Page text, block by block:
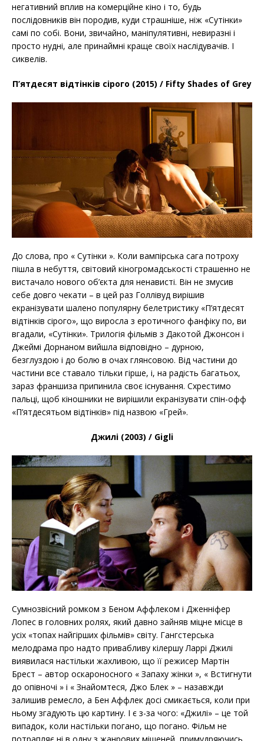
негативний вплив на комерційне кіно і то, будь
послідовників він породив, куди страшніше, ніж «Сутінки»
самі по собі. Вони, звичайно, маніпулятивні, невиразні і
просто нудні, але принаймні краще своїх наслідувачів. І
сиквелів.
П’ятдесят відтінків сірого (2015) / Fifty Shades of Grey
До слова, про « Сутінки ». Коли вампірська сага потроху
пішла в небуття, світовий кіногромадськості страшенно не
вистачало нового об’єкта для ненависті. Він не змусив
себе довго чекати – в цей раз Голлівуд вирішив
екранізувати шалено популярну белетристику «П’ятдесят
відтінків сірого», що виросла з еротичного фанфіку по, ви
вгадали, «Сутінки». Трилогія фільмів з Дакотой Джонсон і
Джеймі Дорнаном вийшла відповідно – дурною,
безглуздою і до болю в очах глянсовою. Від частини до
частини все ставало тільки гірше, і, на радість багатьох,
зараз франшиза припинила своє існування. Схрестимо
пальці, щоб кіношники не вирішили екранізувати спін-офф
«П’ятдесятьом відтінків» під назвою «Грей».
Джилі (2003) / Gigli
Сумнозвісний ромком з Беном Аффлеком і Дженніфер
Лопес в головних ролях, який давно зайняв міцне місце в
усіх «топах найгірших фільмів» світу. Гангстерська
мелодрама про надто привабливу кілершу Ларрі Джилі
виявилася настільки жахливою, що її режисер Мартін
Брест – автор оскароносного « Запаху жінки », « Встигнути
до опівночі » і « Знайомтеся, Джо Блек » – назавжди
залишив ремесло, а Бен Аффлек досі смикається, коли при
ньому згадують цю картину. І є з-за чого: «Джилі» – це той
випадок, коли настільки погано, що погано. Фільм не